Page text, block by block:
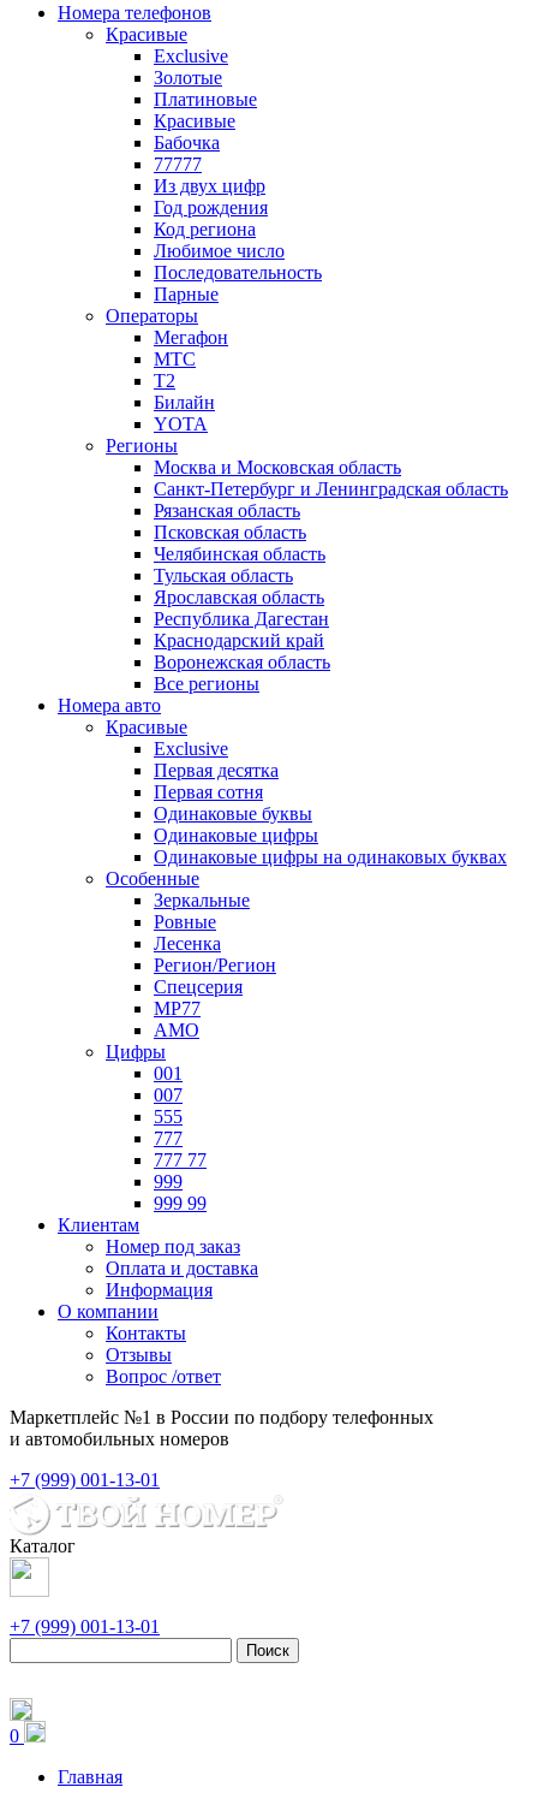
Номера телефонов
Красивые
Exclusive
Золотые
Платиновые
Красивые
Бабочка
77777
Из двух цифр
Год рождения
Код региона
Любимое число
Последовательность
Парные
Операторы
Мегафон
МТС
Т2
Билайн
YOTA
Регионы
Москва и Московская область
Санкт-Петербург и Ленинградская область
Рязанская область
Псковская область
Челябинская область
Тульская область
Ярославская область
Республика Дагестан
Краснодарский край
Воронежская область
Все регионы
Номера авто
Красивые
Exclusive
Первая десятка
Первая сотня
Одинаковые буквы
Одинаковые цифры
Одинаковые цифры на одинаковых буквах
Особенные
Зеркальные
Ровные
Лесенка
Регион/Регион
Спецсерия
МР77
АМО
Цифры
001
007
555
777
777 77
999
999 99
Клиентам
Номер под заказ
Оплата и доставка
Информация
О компании
Контакты
Отзывы
Вопрос /ответ
Маркетплейс №1 в России по подбору телефонных
и автомобильных номеров
+7 (999) 001-13-01
Каталог
+7 (999) 001-13-01
Поиск
0
Главная